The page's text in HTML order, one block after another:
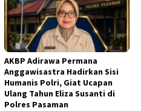
AKBP Adirawa Permana
Anggawisastra Hadirkan Sisi
Humanis Polri, Giat Ucapan
Ulang Tahun Eliza Susanti di
Polres Pasaman